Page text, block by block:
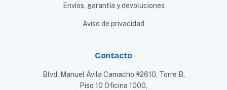
Envíos, garantía y devoluciones
Aviso de privacidad
Contacto
Blvd. Manuel Ávila Camacho #2610, Torre B,
Piso 10 Oficina 1000,